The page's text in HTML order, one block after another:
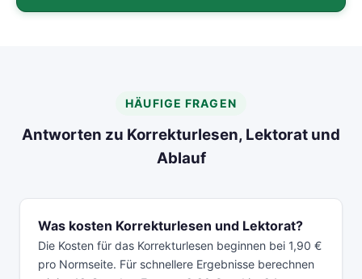
HÄUFIGE FRAGEN
Antworten zu Korrekturlesen, Lektorat und
Ablauf
Was kosten Korrekturlesen und Lektorat?
Die Kosten für das Korrekturlesen beginnen bei 1,90 €
pro Normseite. Für schnellere Ergebnisse berechnen